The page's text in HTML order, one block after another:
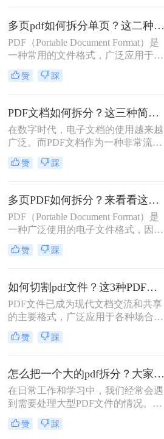
便于管理、传输或打印。那么pdf如何
分割呢？本文将详细介绍几种PDF分
割的方法，帮助您轻松完成这一任
务。
多页pdf如何拆分单页？这二种方法可以有效解决你的问题！
PDF（Portable Document Format）是
一种常用的文件格式，广泛应用于文
档分享、电子书、合同签署等领域。
然而，有时我们可能需要将一个包含
页PDF文件，以便于更灵活地管理和
使用。那么多页pdf如何拆分单页呢？
本文将详细介绍几种拆分多页PDF为
单页PDF的方法，帮助读者轻松应对
这一需求。
赞 踩
PDF文档如何拆分？这三种简单方法可以学习！
在数字时代，电子文档的使用越来越
广泛。而PDF文档作为一种非常流行
的电子文档格式，常常用于存储和传
输各种类型的文件。然而，有时候我
时候就需要将PDF文档拆分为多个部
分。本文将介绍PDF文档如何拆分，
并提供了几种实用的方法。
赞 踩
多页PDF如何拆分？来看看这三个PDF拆分方法！
PDF（Portable Document Format）是
一种广泛使用的电子文件格式，因其
跨平台、不易修改的特性而备受青
睐。然而，有时我们可能需要对一个
单独处理或分享其中的某一部分。那
么多页pdf如何拆分呢？本文将详细介
绍几种拆分多页PDF的方法，帮助读
者轻松应对这一需求。
赞 踩
如何切割pdf文件？这3种PDF分割方法很简单!
PDF文件已成为现代文档交流和共享
的主要格式，广泛应用于各种场合，
如商务、教育、科研等。但是，PDF
文件通常比较大，内容较多，如果需
往往会比较麻烦。为了解决这些问
题，我们需要一款方便易用的PDF文
件切割工具。那么如何切割pdf文件？
一个工具轻松搞定！一起来看看吧。
赞 踩
怎么把一个大的pdf拆分？大家试试这二种常用方法！
在日常工作和学习中，我们经常会遇
到需要处理大型PDF文件的情况。当
这些文件过于庞大，包含多个章节或
页面时，我们可能会希望将其拆分成
赞 踩